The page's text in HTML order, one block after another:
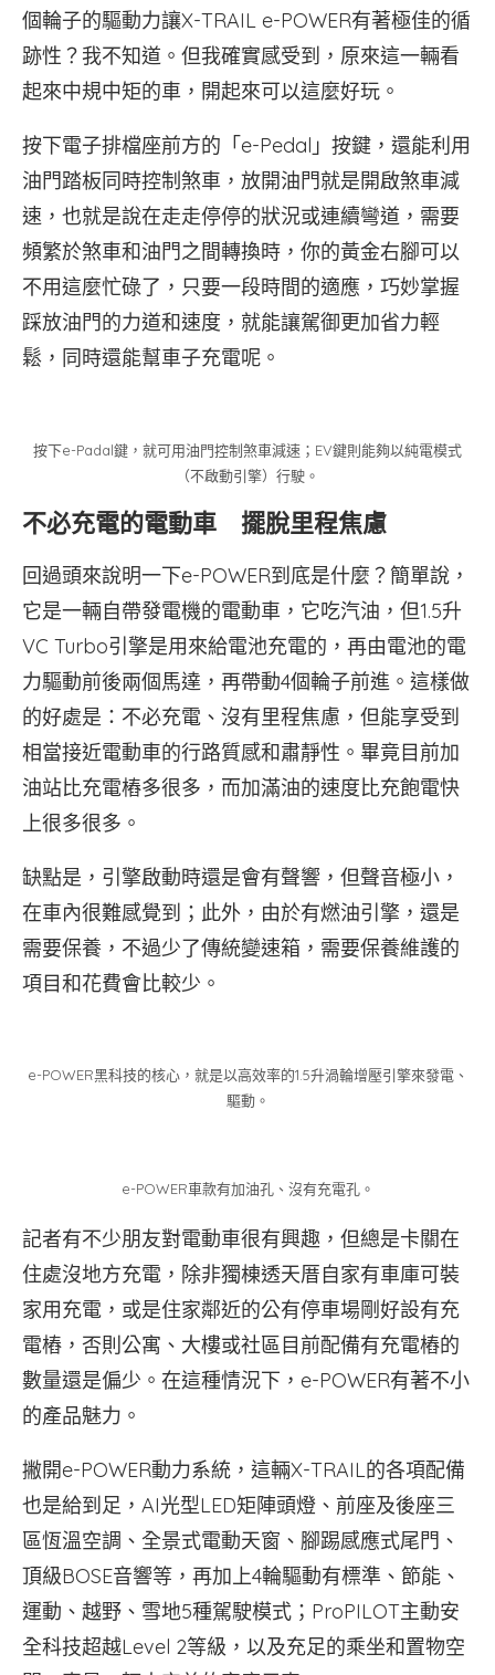
個輪子的驅動力讓X-TRAIL e-POWER有著極佳的循
跡性？我不知道。但我確實感受到，原來這一輛看
起來中規中矩的車，開起來可以這麼好玩。
按下電子排檔座前方的「e-Pedal」按鍵，還能利用
油門踏板同時控制煞車，放開油門就是開啟煞車減
速，也就是說在走走停停的狀況或連續彎道，需要
頻繁於煞車和油門之間轉換時，你的黃金右腳可以
不用這麼忙碌了，只要一段時間的適應，巧妙掌握
踩放油門的力道和速度，就能讓駕御更加省力輕
鬆，同時還能幫車子充電呢。
按下e-Padal鍵，就可用油門控制煞車減速；EV鍵則能夠以純電模式
（不啟動引擎）行駛。
不必充電的電動車 擺脫里程焦慮
回過頭來說明一下e-POWER到底是什麼？簡單說，
它是一輛自帶發電機的電動車，它吃汽油，但1.5升
VC Turbo引擎是用來給電池充電的，再由電池的電
力驅動前後兩個馬達，再帶動4個輪子前進。這樣做
的好處是：不必充電、沒有里程焦慮，但能享受到
相當接近電動車的行路質感和肅靜性。畢竟目前加
油站比充電樁多很多，而加滿油的速度比充飽電快
上很多很多。
缺點是，引擎啟動時還是會有聲響，但聲音極小，
在車內很難感覺到；此外，由於有燃油引擎，還是
需要保養，不過少了傳統變速箱，需要保養維護的
項目和花費會比較少。
e-POWER黑科技的核心，就是以高效率的1.5升渦輪增壓引擎來發電、
驅動。
e-POWER車款有加油孔、沒有充電孔。
記者有不少朋友對電動車很有興趣，但總是卡關在
住處沒地方充電，除非獨棟透天厝自家有車庫可裝
家用充電，或是住家鄰近的公有停車場剛好設有充
電樁，否則公寓、大樓或社區目前配備有充電樁的
數量還是偏少。在這種情況下，e-POWER有著不小
的產品魅力。
撇開e-POWER動力系統，這輛X-TRAIL的各項配備
也是給到足，AI光型LED矩陣頭燈、前座及後座三
區恆溫空調、全景式電動天窗、腳踢感應式尾門、
頂級BOSE音響等，再加上4輪驅動有標準、節能、
運動、越野、雪地5種駕駛模式；ProPILOT主動安
全科技超越Level 2等級，以及充足的乘坐和置物空